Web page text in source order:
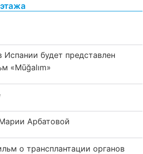
будет представлен
«Mūğalım»
Арбатовой
о трансплантации органов